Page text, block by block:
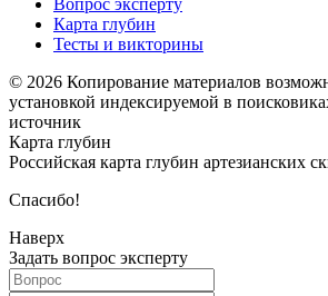
Вопрос эксперту
Карта глубин
Тесты и викторины
© 2026 Копирование материалов
установкой индексируемой в
источник
Карта глубин
Российская карта глубин артезианских
Спасибо!
Наверх
Задать вопрос эксперту